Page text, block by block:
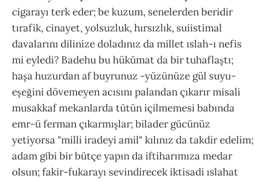
cigarayı terk eder; be kuzum, senelerden beridir
tırafik, cinayet, yolsuzluk, hırsızlık, suiistimal
davalarını dilinize doladınız da millet ıslah-ı nefis
mi eyledi? Badehu bu hükümat da bir tuhaflaştı;
haşa huzurdan af buyrunuz -yüzünüze gül suyu-
eşeğini dövemeyen acısını palandan çıkarır misali
musakkaf mekanlarda tütün içilmemesi babında
emr-ü ferman çıkarmışlar; bilader gücünüz
yetiyorsa "milli iradeyi amil" kılınız da takdir edelim;
adam gibi bir bütçe yapın da iftiharımıza medar
olsun; fakir-fukarayı sevindirecek iktisadi ıslahat